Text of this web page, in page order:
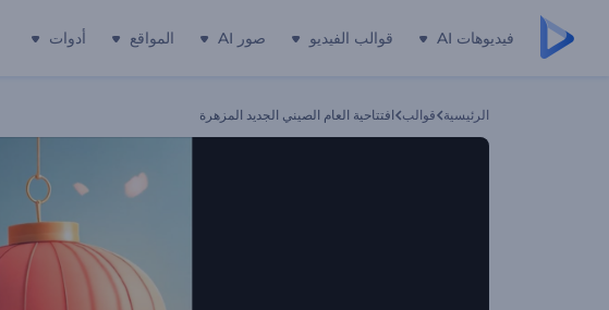
فيديوهات AI قوالب الفيديو صور AI المواقع أدوات
الرئيسية قوالب افتتاحية العام الصيني الجديد المزهرة